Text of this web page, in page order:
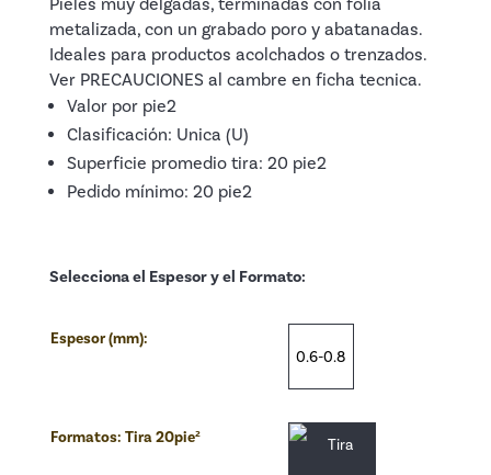
metalizada, con un grabado poro y abatanadas.
Ideales para productos acolchados o trenzados.
Ver PRECAUCIONES al cambre en ficha tecnica.
Valor por pie2
Clasificación: Unica (U)
Superficie promedio tira: 20 pie2
Pedido mínimo: 20 pie2
Selecciona el Espesor y el Formato:
Espesor (mm):
0.6-0.8
Formatos: Tira 20pie²